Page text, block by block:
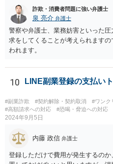
詐欺・消費者問題に強い弁護士
泉 亮介 弁護士
警察や弁護士、業務妨害といった
求をしてくることが考えられます
われます。
10 LINE副業登録の支払い
#副業詐欺 #契約解除・契約取消 #ワンク
#高額請求への対応
#恐喝・脅迫への対応
2024年9月5日
内藤 政信 弁護士
登録しただけで費用が発生するの